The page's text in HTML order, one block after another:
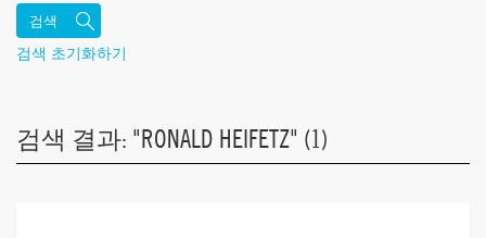
검색 초기화하기
검색 결과: "RONALD HEIFETZ" (1)